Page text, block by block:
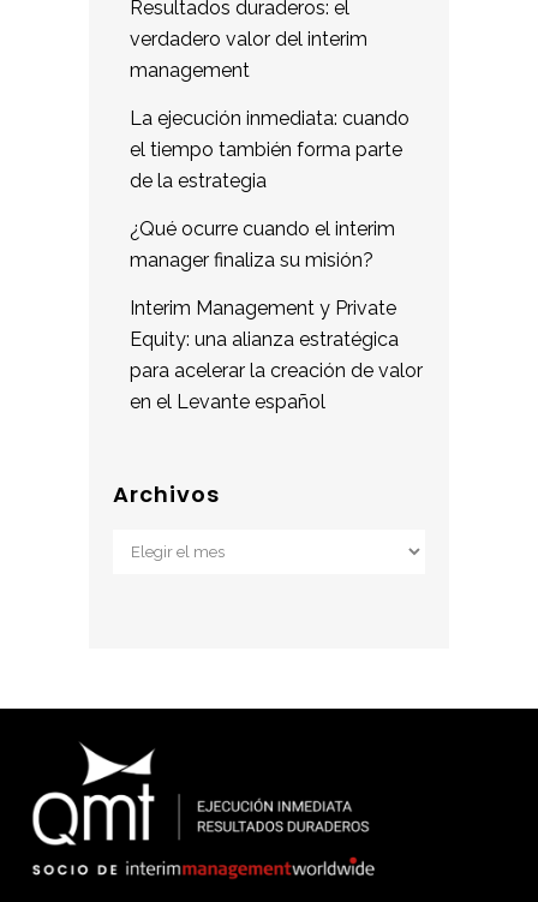
Resultados duraderos: el
verdadero valor del interim
management
La ejecución inmediata: cuando
el tiempo también forma parte
de la estrategia
¿Qué ocurre cuando el interim
manager finaliza su misión?
Interim Management y Private
Equity: una alianza estratégica
para acelerar la creación de valor
en el Levante español
Archivos
Archivos